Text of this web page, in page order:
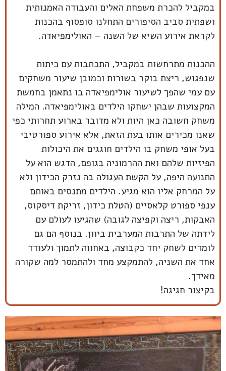
במקביל להכרת משפחת האלים והעבודה האמנותית
ושפתית סביב הסיפורים התחלנו סופסוף בהכנות
לקראת אירוע השיא של השנה – האולימפיאדה.
ההכנות מתרחשות במקביל, התכתבות עם כיתות
שנפגוש, ריצת בוקר בשורות וכמובן שיעור משחקים
עם עמי שהפך לשיעור אולימפיאדה בו נתאמן בחמשת
המקצועות שבהן ישחקו הילדים באולימפיאדה. המילה
משחק חשובה כאן היות ולא מדובר בארוע תחרותי כפי
שאנו מכירים אותו בעת הזאת, אלא אירוע ספורטיבי
בעל אופי משחק בו הילדים חוגגים את היכולות
הפיזיות שלהם ואת ההרמוניה בגופם, הדגש הוא על
התנועה היפה, על הקשת העגולה בה נזרק הכידון ולא
על המרחק אליו הוא מגיע. הילדים מתנסים באותם
ענפי ספורט קלאסיים (הטלת כידון, זריקת דיסקוס,
האבקות, ריצה וקפיצה לגובה) שהגיעו לעולם עם
לידתה של התרבות המערבית ביוון. בנוסף הם גם
לומדים לשחק יחד כקבוצה, באחווה לתמוך ולעודד
אחד את השניה, להתמקצע מחד ולהתמסר למה שקורה
מאידך.
בקיצור חגיגה!